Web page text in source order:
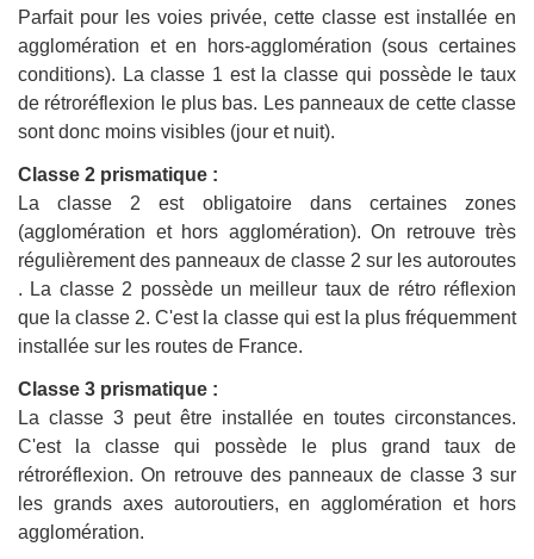
Parfait pour les voies privée, cette classe est installée en
agglomération et en hors-agglomération (sous certaines
conditions). La classe 1 est la classe qui possède le taux
de rétroréflexion le plus bas. Les panneaux de cette classe
sont donc moins visibles (jour et nuit).
Classe 2 prismatique :
La classe 2 est obligatoire dans certaines zones
(agglomération et hors agglomération). On retrouve très
régulièrement des panneaux de classe 2 sur les autoroutes
. La classe 2 possède un meilleur taux de rétro réflexion
que la classe 2. C'est la classe qui est la plus fréquemment
installée sur les routes de France.
Classe 3 prismatique :
La classe 3 peut être installée en toutes circonstances.
C'est la classe qui possède le plus grand taux de
rétroréflexion. On retrouve des panneaux de classe 3 sur
les grands axes autoroutiers, en agglomération et hors
agglomération.